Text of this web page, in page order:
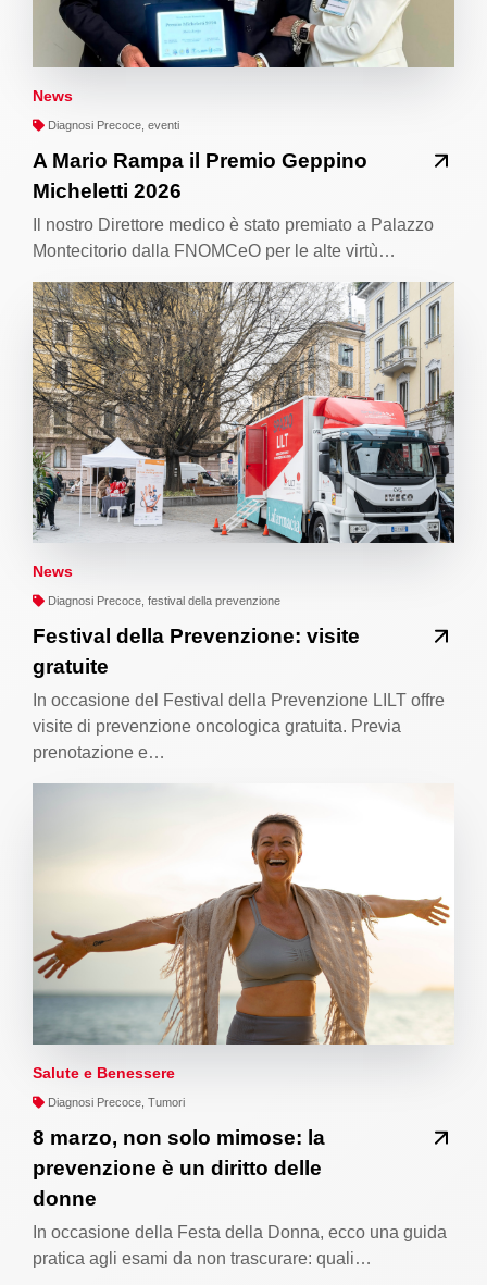
News
Diagnosi Precoce, eventi
A Mario Rampa il Premio Geppino
Micheletti 2026
Il nostro Direttore medico è stato premiato a Palazzo
Montecitorio dalla FNOMCeO per le alte virtù…
News
Diagnosi Precoce, festival della prevenzione
Festival della Prevenzione: visite
gratuite
In occasione del Festival della Prevenzione LILT offre
visite di prevenzione oncologica gratuita. Previa
prenotazione e…
Salute e Benessere
Diagnosi Precoce, Tumori
8 marzo, non solo mimose: la
prevenzione è un diritto delle
donne
In occasione della Festa della Donna, ecco una guida
pratica agli esami da non trascurare: quali…